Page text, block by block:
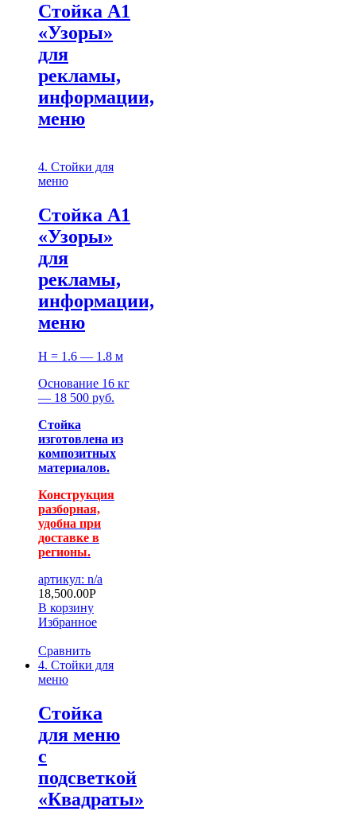
Стойка А1
«Узоры»
для
рекламы,
информации,
меню
4. Стойки для
меню
Стойка А1
«Узоры»
для
рекламы,
информации,
меню
H = 1.6 — 1.8 м
Основание 16 кг
— 18 500 руб.
Стойка
изготовлена из
композитных
материалов.
Конструкция
разборная,
удобна при
доставке в
регионы.
артикул: n/a
18,500.00Р
В корзину
Избранное
Сравнить
4. Стойки для
меню
Стойка
для меню
с
подсветкой
«Квадраты»